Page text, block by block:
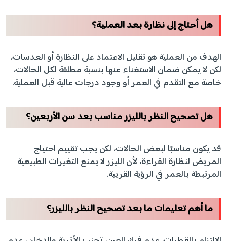
هل أحتاج إلى نظارة بعد العملية؟
الهدف من العملية هو تقليل الاعتماد على النظارة أو العدسات،
لكن لا يمكن ضمان الاستغناء عنها بنسبة مطلقة لكل الحالات،
خاصة مع التقدم في العمر أو وجود درجات عالية قبل العملية.
هل تصحيح النظر بالليزر مناسب بعد سن الأربعين؟
قد يكون مناسبًا لبعض الحالات، لكن يجب تقييم احتياج
المريض لنظارة القراءة، لأن الليزر لا يمنع التغيرات الطبيعية
المرتبطة بالعمر في الرؤية القريبة.
ما أهم تعليمات ما بعد تصحيح النظر بالليزر؟